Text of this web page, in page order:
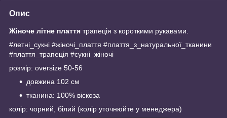
Опис
Жіноче літне плаття трапеція з короткими рукавами.
#летні_сукні #жіночі_плаття #плаття_з_натуральної_тканини
#плаття_трапеція #сукні_жіночі
розмір: oversize 50-56
довжина 102 см
тканина: 100% віскоза
колір: чорний, білий (колір уточнюйте у менеджера)